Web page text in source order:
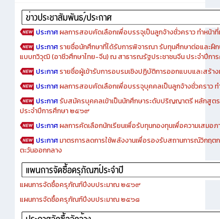
ประกาศผลการสอบคัดเลือกเพื่อบรรจุเป็นลูกจ้างชั่วคราว ทำหน้าที่
ประกาศ รายชื่อนักศึกษาที่ได้รับการพิจารณา รับทุนศึกษาต่อและฝึ
แบบทวิวุฒิ (อาชีวศึกษาไทย-จีน) ณ สาธารณรัฐประชาชนจีน ประจำปีก
ประกาศรายชื่อผู้เข้ารับการอบรมเชิงปฏิบัติการออกแบบและสร้า
ประกาศผลการสอบคัดเลือกเพื่อบรรจุบุคคลเป็นลูกจ้างชั่วคราว ท
ประกาศรับสมัครบุคคลเข้าเป็นนักศึกษาระดับปริญญาตรี หลักสูต
ประจำปีการศึกษา ๒๕๖๙
ประกาศผลการคัดเลือกนักเรียนเพื่อรับทุนกองทุนเพื่อความเสมอ
ประกาศมาตรการลดการใช้พลังงานเพื่อรองรับสถานการณ์วิกฤ
ตะวันออกกลาง
แผนการจัดซื้อครุภัณฑ์ปีงบประมาณ ๒๕๖๙
แผนการจัดซื้อครุภัณฑ์ปีงบประมาณ ๒๕๖๘